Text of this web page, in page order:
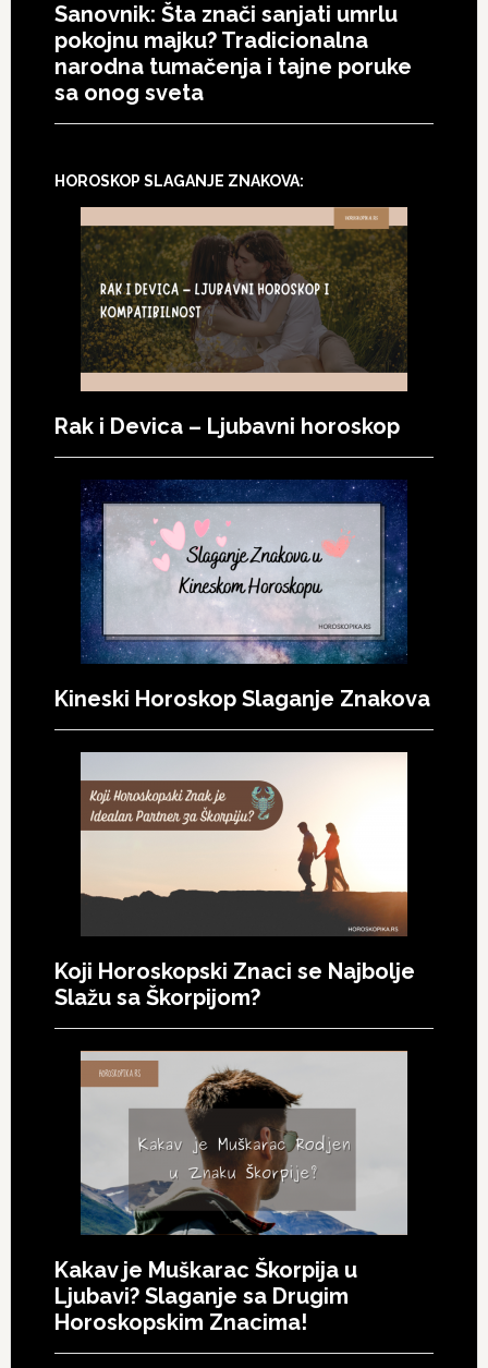
Sanovnik: Šta znači sanjati umrlu
pokojnu majku? Tradicionalna
narodna tumačenja i tajne poruke
sa onog sveta
HOROSKOP SLAGANJE ZNAKOVA:
Rak i Devica – Ljubavni horoskop
Kineski Horoskop Slaganje Znakova
Koji Horoskopski Znaci se Najbolje
Slažu sa Škorpijom?
Kakav je Muškarac Škorpija u
Ljubavi? Slaganje sa Drugim
Horoskopskim Znacima!